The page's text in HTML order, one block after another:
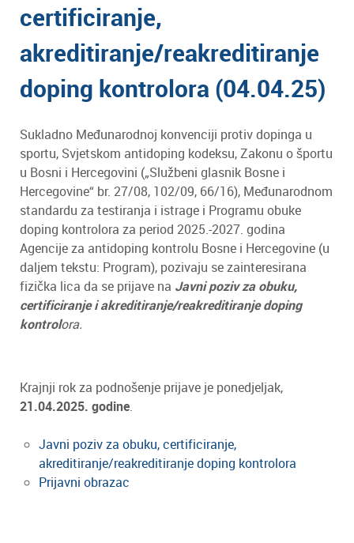
certificiranje,
akreditiranje/reakreditiranje
doping kontrolora (04.04.25)
Sukladno Međunarodnoj konvenciji protiv dopinga u
sportu, Svjetskom antidoping kodeksu, Zakonu o športu
u Bosni i Hercegovini („Službeni glasnik Bosne i
Hercegovine“ br. 27/08, 102/09, 66/16), Međunarodnom
standardu za testiranja i istrage i Programu obuke
doping kontrolora za period 2025.-2027. godina
Agencije za antidoping kontrolu Bosne i Hercegovine (u
daljem tekstu: Program), pozivaju se zainteresirana
fizička lica da se prijave na Javni poziv za obuku,
certificiranje i akreditiranje/reakreditiranje doping
kontrolora.
Krajnji rok za podnošenje prijave je ponedjeljak,
21.04.2025. godine.
Javni poziv za obuku, certificiranje,
akreditiranje/reakreditiranje doping kontrolora
Prijavni obrazac